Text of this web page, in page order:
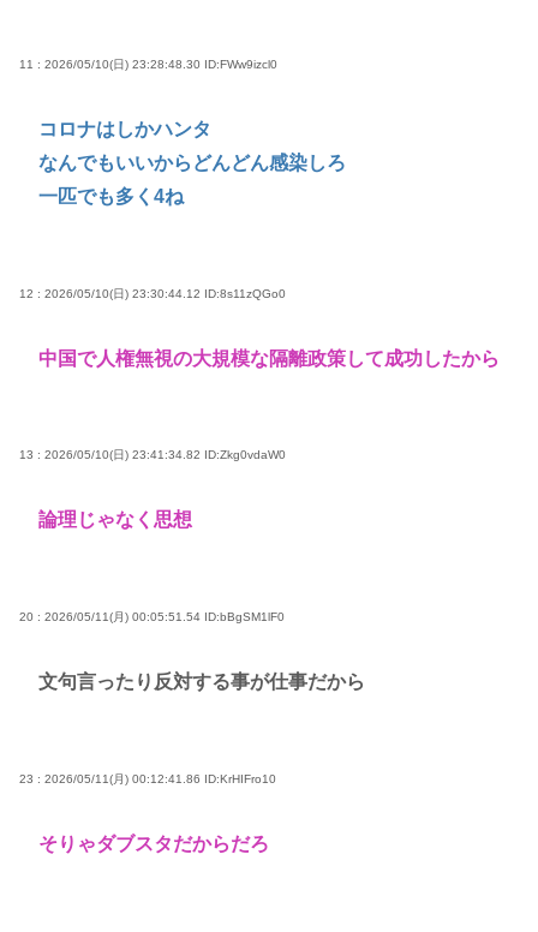
11 : 2026/05/10(日) 23:28:48.30 ID:FWw9izcl0
コロナはしかハンタ
なんでもいいからどんどん感染しろ
一匹でも多く4ね
12 : 2026/05/10(日) 23:30:44.12 ID:8s11zQGo0
中国で人権無視の大規模な隔離政策して成功したから
13 : 2026/05/10(日) 23:41:34.82 ID:Zkg0vdaW0
論理じゃなく思想
20 : 2026/05/11(月) 00:05:51.54 ID:bBgSM1lF0
文句言ったり反対する事が仕事だから
23 : 2026/05/11(月) 00:12:41.86 ID:KrHIFro10
そりゃダブスタだからだろ